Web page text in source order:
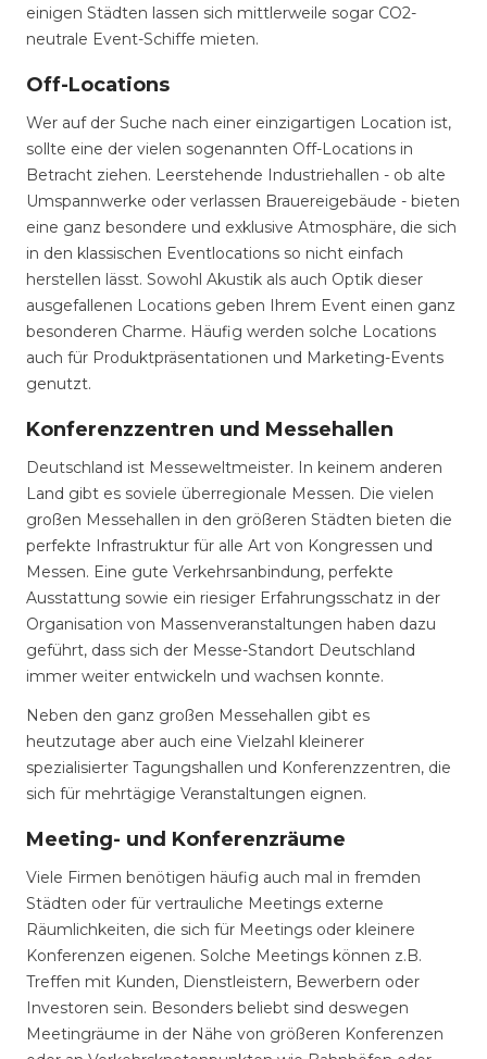
einigen Städten lassen sich mittlerweile sogar CO2-
neutrale Event-Schiffe mieten.
Off-Locations
Wer auf der Suche nach einer einzigartigen Location ist,
sollte eine der vielen sogenannten Off-Locations in
Betracht ziehen. Leerstehende Industriehallen - ob alte
Umspannwerke oder verlassen Brauereigebäude - bieten
eine ganz besondere und exklusive Atmosphäre, die sich
in den klassischen Eventlocations so nicht einfach
herstellen lässt. Sowohl Akustik als auch Optik dieser
ausgefallenen Locations geben Ihrem Event einen ganz
besonderen Charme. Häufig werden solche Locations
auch für Produktpräsentationen und Marketing-Events
genutzt.
Konferenzzentren und Messehallen
Deutschland ist Messeweltmeister. In keinem anderen
Land gibt es soviele überregionale Messen. Die vielen
großen Messehallen in den größeren Städten bieten die
perfekte Infrastruktur für alle Art von Kongressen und
Messen. Eine gute Verkehrsanbindung, perfekte
Ausstattung sowie ein riesiger Erfahrungsschatz in der
Organisation von Massenveranstaltungen haben dazu
geführt, dass sich der Messe-Standort Deutschland
immer weiter entwickeln und wachsen konnte.
Neben den ganz großen Messehallen gibt es
heutzutage aber auch eine Vielzahl kleinerer
spezialisierter Tagungshallen und Konferenzzentren, die
sich für mehrtägige Veranstaltungen eignen.
Meeting- und Konferenzräume
Viele Firmen benötigen häufig auch mal in fremden
Städten oder für vertrauliche Meetings externe
Räumlichkeiten, die sich für Meetings oder kleinere
Konferenzen eigenen. Solche Meetings können z.B.
Treffen mit Kunden, Dienstleistern, Bewerbern oder
Investoren sein. Besonders beliebt sind deswegen
Meetingräume in der Nähe von größeren Konferenzen